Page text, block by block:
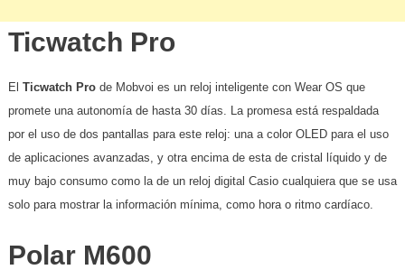
Ticwatch Pro
El Ticwatch Prode Mobvoi es un reloj inteligente con Wear OS que
promete una autonomía de hasta 30 días. La promesa está respaldada
por el uso de dos pantallas para este reloj: una a color OLED para el uso
de aplicaciones avanzadas, y otra encima de esta de cristal líquido y de
muy bajo consumo como la de un reloj digital Casio cualquiera que se usa
solo para mostrar la información mínima, como hora o ritmo cardíaco.
Polar M600